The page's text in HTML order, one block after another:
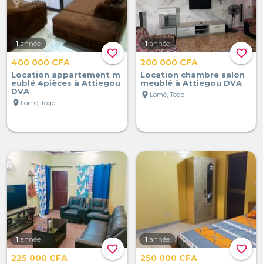
favorite_border
1 année
400 000 CFA
Location appartement m
eublé 4pièces à Attiegou
DVA
location_on Lomé, Togo
favorite_border
1 année
200 000 CFA
Location chambre salon
meublé à Attiegou DVA
location_on Lomé, Togo
favorite_border
1 année
225 000 CFA
favorite_border
1 année
250 000 CFA